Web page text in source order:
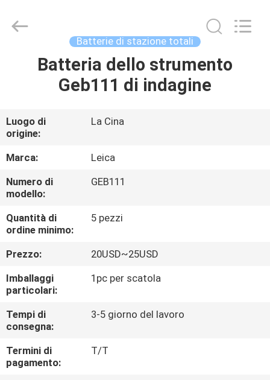
CASA
CIRCA
NOI
GIRO
DELLA
CONTROLLO
DI
QUALITÀ
CONTATTICI
Survey
Instrument
Batterie di stazione totali
Batteria dello strumento
Geb111 di indagine
Luogo di
origine:
La Cina
Marca:
Leica
Numero di
modello:
GEB111
Quantità di
ordine minimo:
5 pezzi
Prezzo:
20USD~25USD
Imballaggi
particolari:
1pc per scatola
Tempi di
consegna:
3-5 giorno del lavoro
Termini di
pagamento:
T/T